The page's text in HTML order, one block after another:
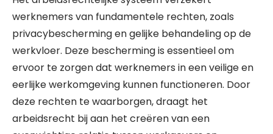
werknemers van fundamentele rechten, zoals
privacybescherming en gelijke behandeling op de
werkvloer. Deze bescherming is essentieel om
ervoor te zorgen dat werknemers in een veilige en
eerlijke werkomgeving kunnen functioneren. Door
deze rechten te waarborgen, draagt het
arbeidsrecht bij aan het creëren van een